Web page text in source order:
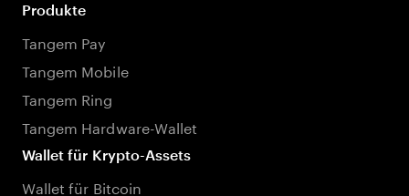
Produkte
Tangem Pay
Tangem Mobile
Tangem Ring
Tangem Hardware-Wallet
Wallet für Krypto-Assets
Wallet für Bitcoin